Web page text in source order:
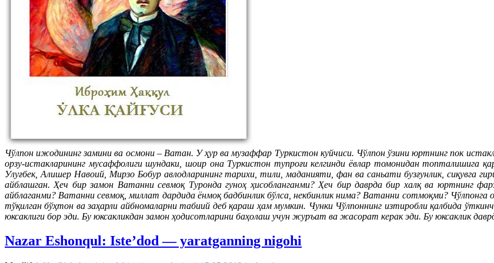
Чўлпон ижодининг замини ва осмони – Ватан. У ҳур ва музаффар Туркистон куйчиси. Чўлпон ўзини юртнинг пок
орзу-истакларининг мусаффолиги шундаки, шоир она Туркистон тупроғи келгинди ёвлар томонидан
Улуғбек, Алишер Навоий, Мирзо Бобур авлодларининг тарихи, тили, маданияти, фан ва саньати бузғунлик, сиқувга
айблашган. Ҳеч бир замон Ватанни севмоқ Туронда гуноҳ ҳисобланганми? Ҳеч бир даврда бир халқ ва юртнинг
айблаганми? Ватанни севмоқ, миллат дардида ёнмоқ бадбинлик бўлса, некбинлик нима? Ватанни сотмоқми?
тўқилган бўҳтон ва заҳарли айбномаларни табиий деб қараш ҳам мумкин. Чунки Чўлпоннинг изтиробли қалбида
юксаклиги бор эди. Бу юксакликдан замон ҳодисотларини баҳолаш учун журъат ва жасорат керак эди. Бу юксаклик
Nazar Eshonqul: Iste’dod — yaratganning nigohi